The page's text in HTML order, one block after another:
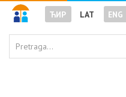
ЋИР LAT ENG